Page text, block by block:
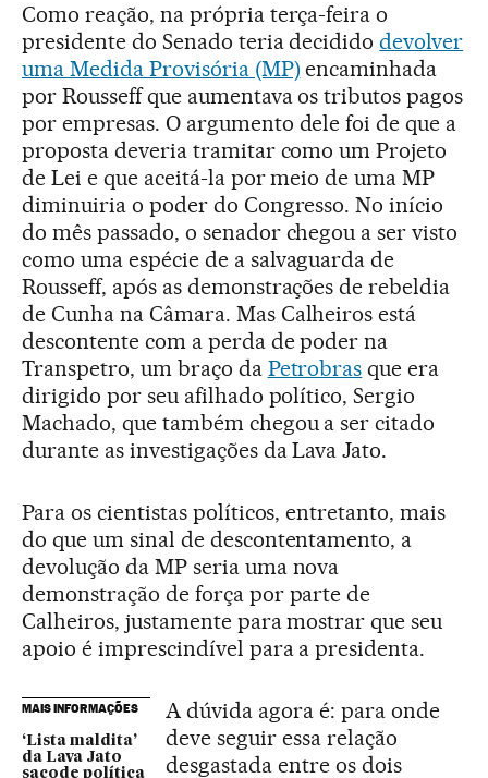
Como reação, na própria terça-feira o
presidente do Senado teria decididodevolver
uma Medida Provisória (MP) encaminhada
por Rousseff que aumentava os tributos pagos
por empresas. O argumento dele foi de que a
proposta deveria tramitar como um Projeto
de Lei e que aceitá-la por meio de uma MP
diminuiria o poder do Congresso. No início
do mês passado, o senador chegou a ser visto
como uma espécie de a salvaguarda de
Rousseff, após as demonstrações de rebeldia
de Cunha na Câmara. Mas Calheiros está
descontente com a perda de poder na
Transpetro, um braço da Petrobras que era
dirigido por seu afilhado político, Sergio
Machado, que também chegou a ser citado
durante as investigações da Lava Jato.
Para os cientistas políticos, entretanto, mais
do que um sinal de descontentamento, a
devolução da MP seria uma nova
demonstração de força por parte de
Calheiros, justamente para mostrar que seu
apoio é imprescindível para a presidenta.
MAIS INFORMAÇÕES
‘Lista maldita’
da Lava Jato
sacode política
A dúvida agora é: para onde
deve seguir essa relação
desgastada entre os dois